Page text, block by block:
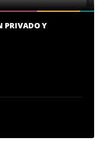
PRIVADO Y